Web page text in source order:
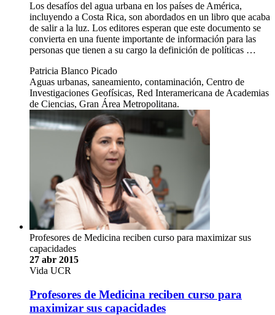
Los desafíos del agua urbana en los países de América,
incluyendo a Costa Rica, son abordados en un libro que acaba
de salir a la luz. Los editores esperan que este documento se
convierta en una fuente importante de información para las
personas que tienen a su cargo la definición de políticas …
Patricia Blanco Picado
Aguas urbanas, saneamiento, contaminación, Centro de
Investigaciones Geofísicas, Red Interamericana de Academias
de Ciencias, Gran Área Metropolitana.
Profesores de Medicina reciben curso para maximizar sus
capacidades
27 abr 2015
Vida UCR
Profesores de Medicina reciben curso para
maximizar sus capacidades